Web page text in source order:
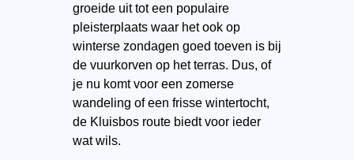
groeide uit tot een populaire
pleisterplaats waar het ook op
winterse zondagen goed toeven is bij
de vuurkorven op het terras. Dus, of
je nu komt voor een zomerse
wandeling of een frisse wintertocht,
de Kluisbos route biedt voor ieder
wat wils.